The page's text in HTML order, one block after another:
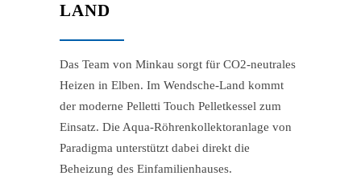
LAND
Das Team von Minkau sorgt für CO2-neutrales
Heizen in Elben. Im Wendsche-Land kommt
der moderne Pelletti Touch Pelletkessel zum
Einsatz. Die Aqua-Röhrenkollektoranlage von
Paradigma unterstützt dabei direkt die
Beheizung des Einfamilienhauses.